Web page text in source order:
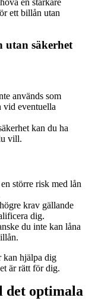
en starkare
ett billån utan
utan säkerhet
används som
vid eventuella
kan du ha
vill.
större risk med lån
krav gällande
dig.
du inte kan låna
kan hjälpa dig
är rätt för dig.
det optimala